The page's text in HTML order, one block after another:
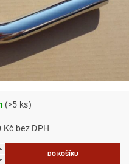
(>5 ks)
1 115,70 Kč bez DPH